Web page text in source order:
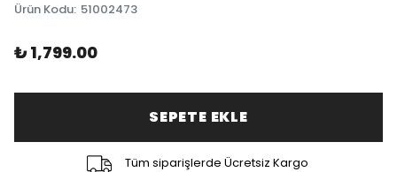
Ürün Kodu: 51002473
₺ 1,799.00
SEPETE EKLE
Tüm siparişlerde Ücretsiz Kargo